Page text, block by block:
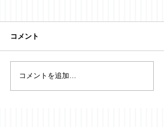
⭐️YouTubeチャンネル開
設のお知らせ成人発達学
コメント
コメントを追加…